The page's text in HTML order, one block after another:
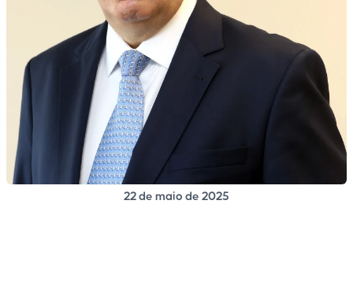
22 de maio de 2025